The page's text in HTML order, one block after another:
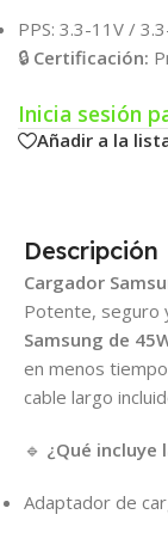
PPS: 3.3-11V /
🔒 Certificación:
Inicia sesión
Añadir a la
Descripción
Cargador
Potente, seguro
Samsung de
en menos
cable largo
🔹 ¿Qué incluye
Adaptador de